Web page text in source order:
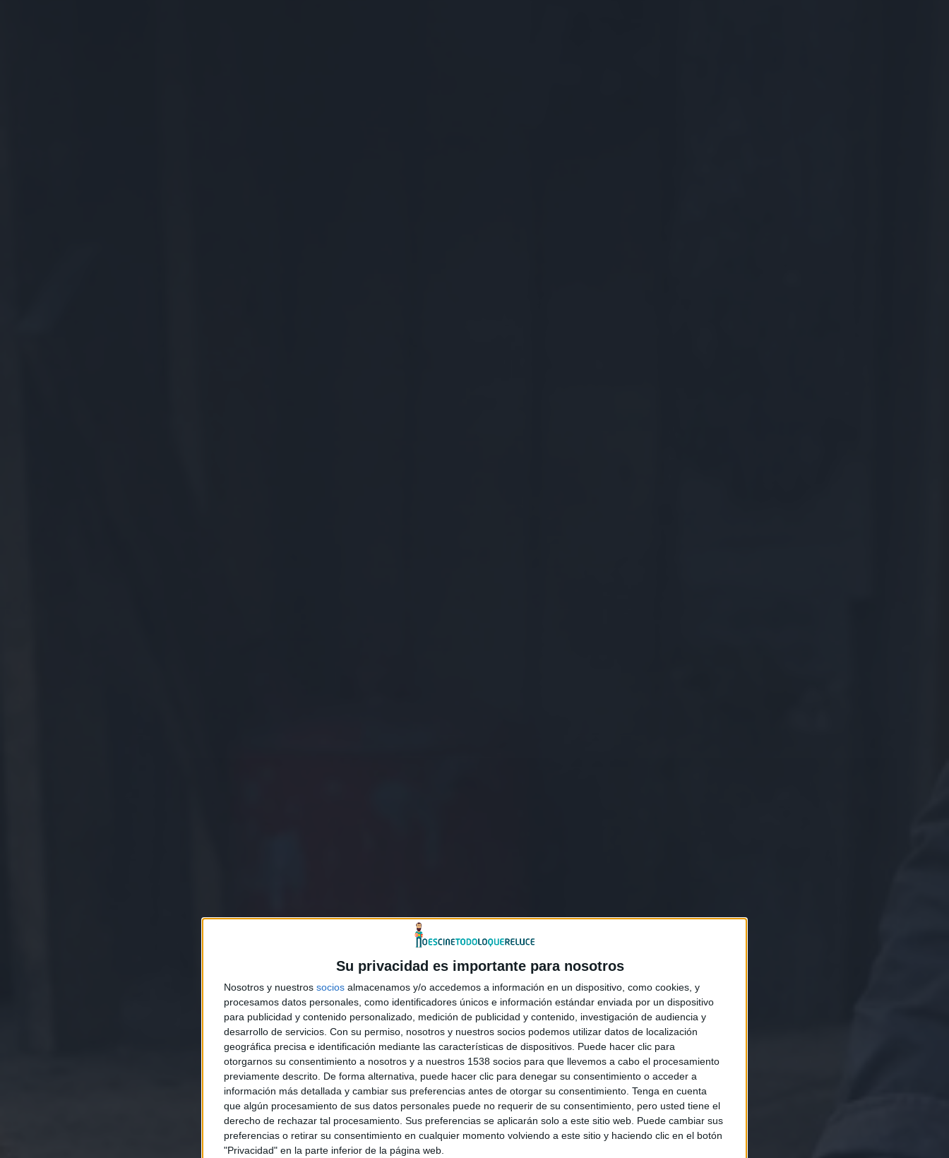
Su privacidad es importante para nosotros
Nosotros y nuestros socios almacenamos y/o accedemos a información en un dispositivo, como cookies, y
procesamos datos personales, como identificadores únicos e información estándar enviada por un dispositivo
para publicidad y contenido personalizado, medición de publicidad y contenido, investigación de audiencia y
desarrollo de servicios. Con su permiso, nosotros y nuestros socios podemos utilizar datos de localización
geográfica precisa e identificación mediante las características de dispositivos. Puede hacer clic para
otorgarnos su consentimiento a nosotros y a nuestros 1538 socios para que llevemos a cabo el procesamiento
previamente descrito. De forma alternativa, puede hacer clic para denegar su consentimiento o acceder a
información más detallada y cambiar sus preferencias antes de otorgar su consentimiento. Tenga en cuenta
que algún procesamiento de sus datos personales puede no requerir de su consentimiento, pero usted tiene el
derecho de rechazar tal procesamiento. Sus preferencias se aplicarán solo a este sitio web. Puede cambiar sus
preferencias o retirar su consentimiento en cualquier momento volviendo a este sitio y haciendo clic en el botón
"Privacidad" en la parte inferior de la página web.